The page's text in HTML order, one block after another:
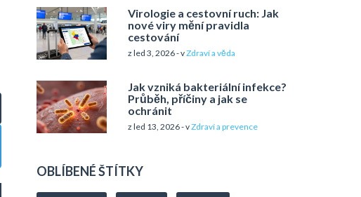
Virologie a cestovní ruch: Jak
nové viry mění pravidla
cestování
z led 3, 2026 - vZdraví a věda
Jak vzniká bakteriální infekce?
Průběh, příčiny a jak se
ochránit
z led 13, 2026 - vZdraví a prevence
OBLÍBENÉ ŠTÍTKY